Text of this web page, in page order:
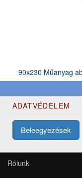
90x230 Műanyag
ADATVÉDELEM
Beleegyezések
Rólunk